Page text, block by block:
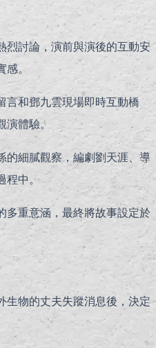
烈討論，演前與演後的互動安
感。
言和鄧九雲現場即時互動橋
體驗。
的細膩觀察，編劇劉天涯、導
程中。
多重意涵，最終將故事設定於
生物的丈夫失蹤消息後，決定